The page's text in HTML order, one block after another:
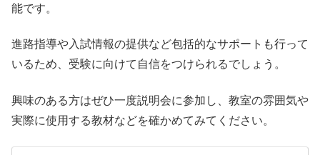
能です。
進路指導や入試情報の提供など包括的なサポートも行って
いるため、受験に向けて自信をつけられるでしょう。
興味のある方はぜひ一度説明会に参加し、教室の雰囲気や
実際に使用する教材などを確かめてみてください。